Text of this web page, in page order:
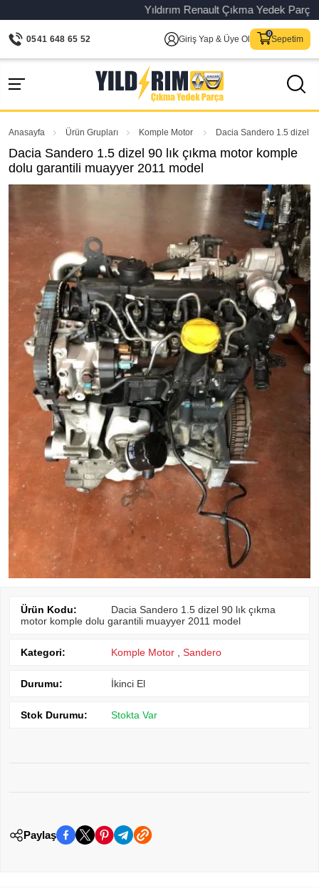
Yıldırım Renault Çıkma Yedek Parça
0541 648 65 52 Giriş Yap & Üye Ol Sepetim
Anasayfa Ürün Grupları Komple Motor Dacia Sandero 1.5 dizel
Dacia Sandero 1.5 dizel 90 lık çıkma motor komple
dolu garantili muayyer 2011 model
Ürün Kodu:
Dacia Sandero 1.5 dizel 90 lık çıkma
motor komple dolu garantili muayyer 2011 model
Kategori: Komple Motor Sandero
Durumu: İkinci El
Stok Durumu: Stokta Var
Paylaş